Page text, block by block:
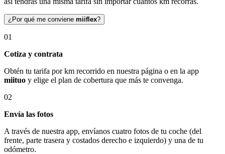
¿Por qué me conviene miiflex?
01
Cotiza y contrata
Obtén tu tarifa por km recorrido en nuestra página o en la app
miituo y elige el plan de cobertura que más te convenga.
02
Envía las fotos
A través de nuestra app, envíanos cuatro fotos de tu coche (del
frente, parte trasera y costados derecho e izquierdo) y una de tu
odómetro.